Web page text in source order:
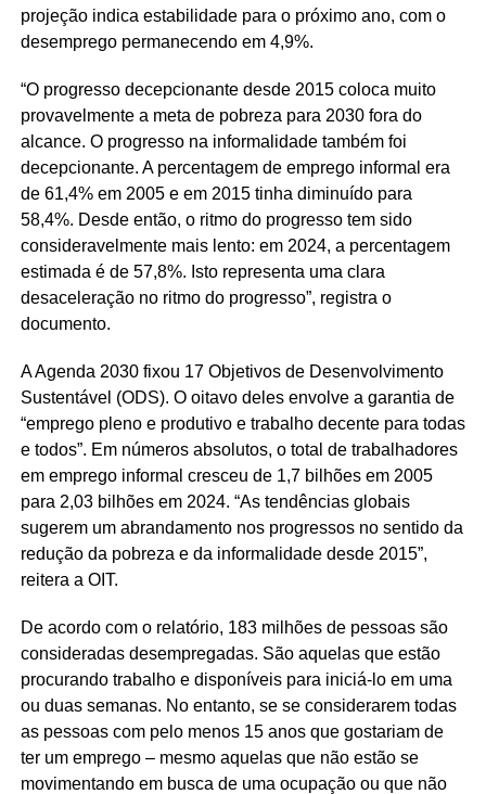
projeção indica estabilidade para o próximo ano, com o
desemprego permanecendo em 4,9%.
“O progresso decepcionante desde 2015 coloca muito
provavelmente a meta de pobreza para 2030 fora do
alcance. O progresso na informalidade também foi
decepcionante. A percentagem de emprego informal era
de 61,4% em 2005 e em 2015 tinha diminuído para
58,4%. Desde então, o ritmo do progresso tem sido
consideravelmente mais lento: em 2024, a percentagem
estimada é de 57,8%. Isto representa uma clara
desaceleração no ritmo do progresso”, registra o
documento.
A Agenda 2030 fixou 17 Objetivos de Desenvolvimento
Sustentável (ODS). O oitavo deles envolve a garantia de
“emprego pleno e produtivo e trabalho decente para todas
e todos”. Em números absolutos, o total de trabalhadores
em emprego informal cresceu de 1,7 bilhões em 2005
para 2,03 bilhões em 2024. “As tendências globais
sugerem um abrandamento nos progressos no sentido da
redução da pobreza e da informalidade desde 2015”,
reitera a OIT.
De acordo com o relatório, 183 milhões de pessoas são
consideradas desempregadas. São aquelas que estão
procurando trabalho e disponíveis para iniciá-lo em uma
ou duas semanas. No entanto, se se considerarem todas
as pessoas com pelo menos 15 anos que gostariam de
ter um emprego – mesmo aquelas que não estão se
movimentando em busca de uma ocupação ou que não